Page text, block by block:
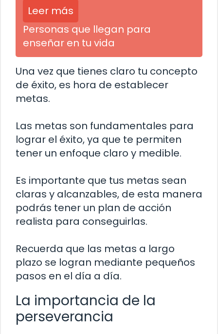
Leer más
Personas que llegan para
enseñar en tu vida
Una vez que tienes claro tu concepto
de éxito, es hora de establecer
metas.
Las metas son fundamentales para
lograr el éxito, ya que te permiten
tener un enfoque claro y medible.
Es importante que tus metas sean
claras y alcanzables, de esta manera
podrás tener un plan de acción
realista para conseguirlas.
Recuerda que las metas a largo
plazo se logran mediante pequeños
pasos en el día a día.
La importancia de la
perseverancia